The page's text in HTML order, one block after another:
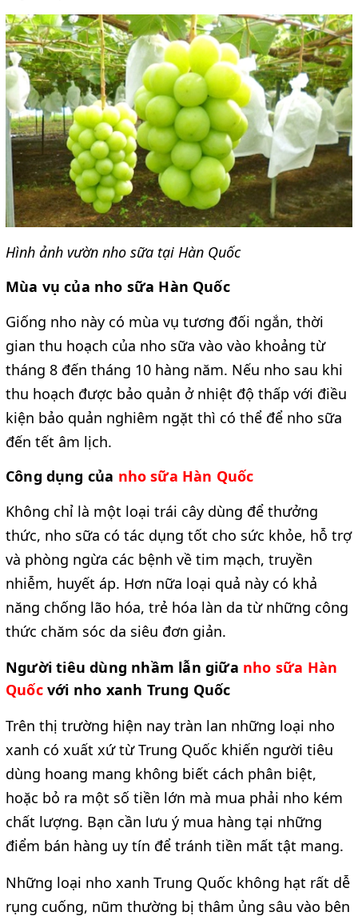
Hình ảnh vườn nho sữa tại Hàn Quốc
Mùa vụ của nho sữa Hàn Quốc
Giống nho này có mùa vụ tương đối ngắn, thời
gian thu hoạch của nho sữa vào vào khoảng từ
tháng 8 đến tháng 10 hàng năm. Nếu nho sau khi
thu hoạch được bảo quản ở nhiệt độ thấp với điều
kiện bảo quản nghiêm ngặt thì có thể để nho sữa
đến tết âm lịch.
Công dụng của nho sữa Hàn Quốc
Không chỉ là một loại trái cây dùng để thưởng
thức, nho sữa có tác dụng tốt cho sức khỏe, hỗ trợ
và phòng ngừa các bệnh về tim mạch, truyền
nhiễm, huyết áp. Hơn nữa loại quả này có khả
năng chống lão hóa, trẻ hóa làn da từ những công
thức chăm sóc da siêu đơn giản.
Người tiêu dùng nhầm lẫn giữa nho sữa Hàn
Quốc với nho xanh Trung Quốc
Trên thị trường hiện nay tràn lan những loại nho
xanh có xuất xứ từ Trung Quốc khiến người tiêu
dùng hoang mang không biết cách phân biệt,
hoặc bỏ ra một số tiền lớn mà mua phải nho kém
chất lượng. Bạn cần lưu ý mua hàng tại những
điểm bán hàng uy tín để tránh tiền mất tật mang.
Những loại nho xanh Trung Quốc không hạt rất dễ
rụng cuống, nũm thường bị thâm ủng sâu vào bên